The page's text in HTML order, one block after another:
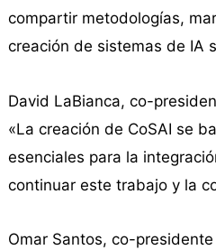
compartir metodologías,
creación de sistemas de IA
David LaBianca, co-
«La creación de CoSAI se
esenciales para la
continuar este trabajo y la
Omar Santos, co-